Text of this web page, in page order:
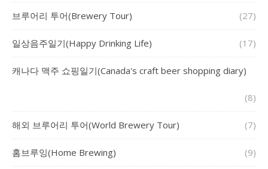
브루어리 투어(Brewery Tour) (27)
일상음주일기(Happy Drinking Life) (17)
캐나다 맥주 쇼핑일기(Canada's craft beer shopping diary)
(8)
해외 브루어리 투어(World Brewery Tour) (7)
홈브루잉(Home Brewing) (9)